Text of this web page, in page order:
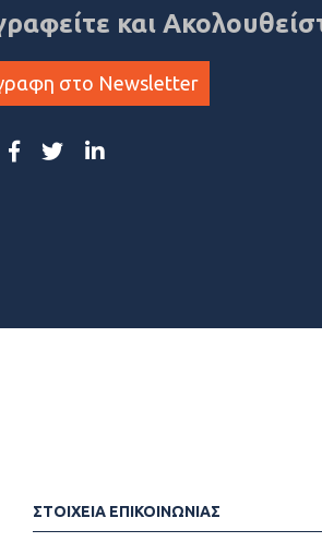
και
στο Newsletter
ΣΤΟΙΧΕΙΑ ΕΠΙΚΟΙΝΩΝΙΑΣ